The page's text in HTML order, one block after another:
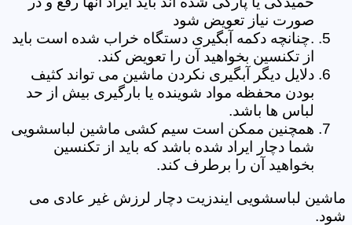
صورت نیاز تعویض شود
.چنانچه دکمه آبگیری دستگاه خراب شده است باید
از تکنسین بخواهید آن را تعویض کند.
دلایل دیگر آبگیری نکردن ماشین می تواند کثیف
بودن محفظه مواد شوینده یا بارگیری بیش از حد
لباس ها باشد.
همچنین ممکن است سیم کشی ماشین لباسشویی
شما دچار ایراد شده باشد که باید از تکنسین
بخواهید آن را برطرف کند.
ماشین لباسشویی ایندزیت دچار لرزش غیر عادی می
شود.